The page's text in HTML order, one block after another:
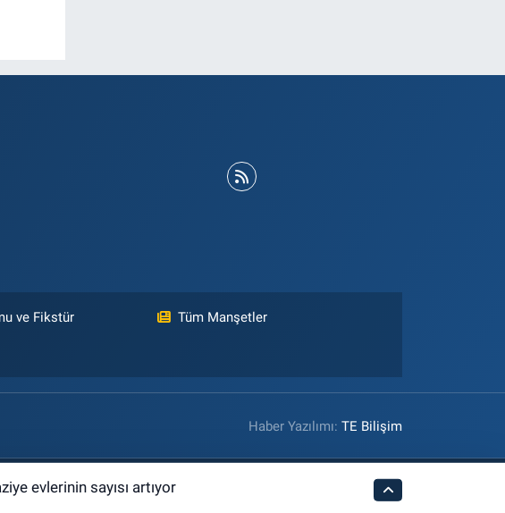
ve Fikstür Tüm Manşetler
Haber Yazılımı:TE Bilişim
evlerinin sayısı artıyor